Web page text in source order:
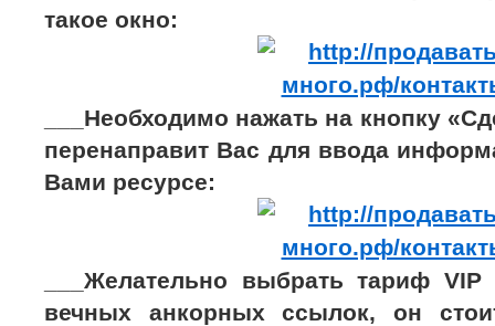
такое окно:
___Необходимо нажать на кнопку
перенаправит Вас для ввода
Вами ресурсе:
___Желательно выбрать тариф
вечных анкорных ссылок, он